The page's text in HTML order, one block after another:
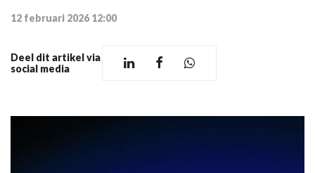
12 februari 2026 12:00
Deel dit artikel via
social media